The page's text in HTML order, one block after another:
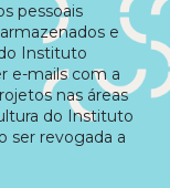
pessoais
e
Instituto
e-mails com a
nas áreas
do Instituto
ser revogada a